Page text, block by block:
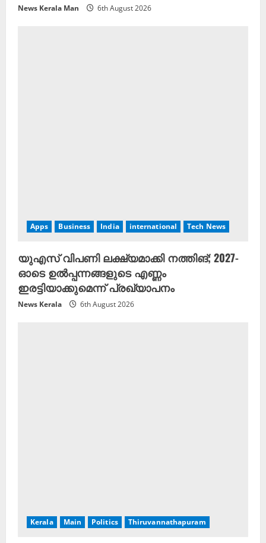
News Kerala Man 6th August 2026
Apps Business India international Tech News
യുഎസ് വിപണി ലക്ഷ്യമാക്കി നത്തിങ്; 2027-
ഓടെ ഉൽപ്പന്നങ്ങളുടെ എണ്ണം
ഇരട്ടിയാക്കുമെന്ന് പ്രഖ്യാപനം
News Kerala 6th August 2026
Kerala Main Politics Thiruvannathapuram